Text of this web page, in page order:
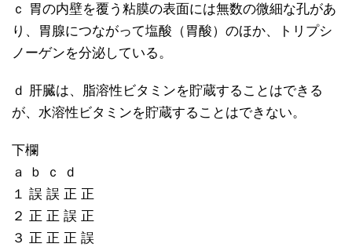
ｃ 胃の内壁を覆う粘膜の表面には無数の微細な孔があ
り、胃腺につながって塩酸（胃酸）のほか、トリプシ
ノーゲンを分泌している。
ｄ 肝臓は、脂溶性ビタミンを貯蔵することはできる
が、水溶性ビタミンを貯蔵することはできない。
下欄
ａ ｂ ｃ ｄ
１ 誤 誤 正 正
２ 正 正 誤 正
３ 正 正 正 誤